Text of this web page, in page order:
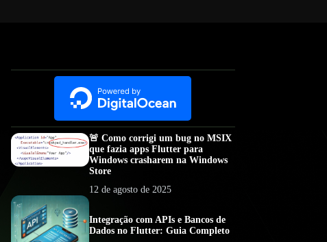
🚨 Como corrigi um bug no MSIX
que fazia apps Flutter para
Windows crasharem na Windows
Store
12 de agosto de 2025
Integração com APIs e Bancos de
Dados no Flutter: Guia Completo